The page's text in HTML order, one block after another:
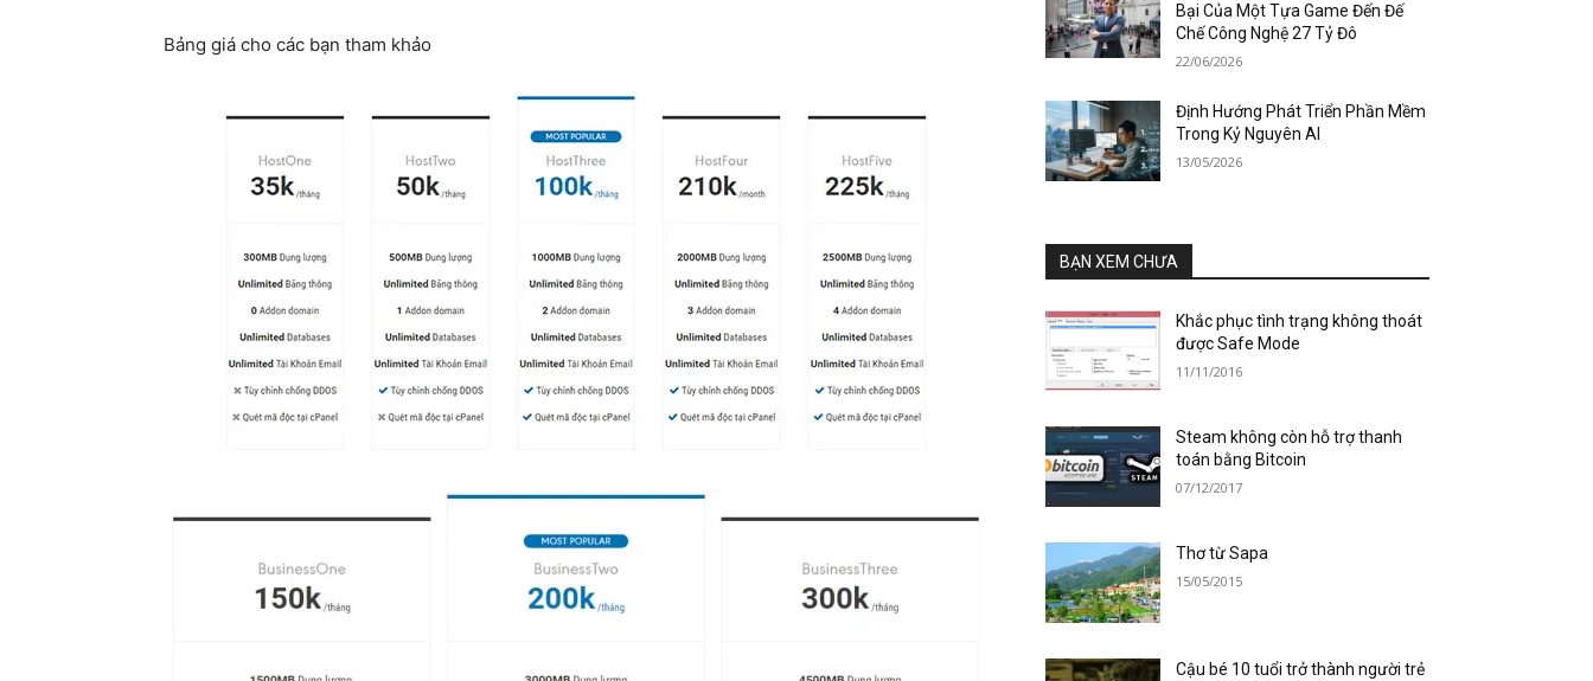
Bảng giá cho các bạn tham khảo
Bại Của Một Tựa Game Đến Đế
Chế Công Nghệ 27 Tỷ Đô
22/06/2026
Định Hướng Phát Triển Phần Mềm
Trong Kỷ Nguyên AI
13/05/2026
BẠN XEM CHƯA
Khắc phục tình trạng không thoát
được Safe Mode
11/11/2016
Steam không còn hỗ trợ thanh
toán bằng Bitcoin
07/12/2017
Thơ từ Sapa
15/05/2015
Cậu bé 10 tuổi trở thành người trẻ